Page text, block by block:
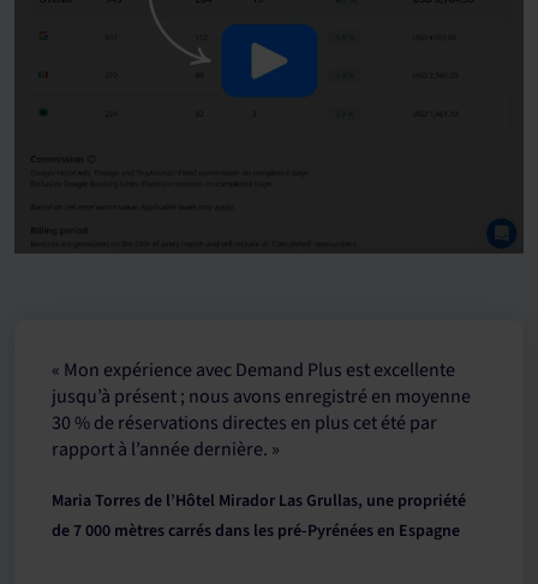
« Mon expérience avec Demand Plus est excellente
jusqu’à présent ; nous avons enregistré en moyenne
30 % de réservations directes en plus cet été par
rapport à l’année dernière. »
Maria Torres de l’Hôtel Mirador Las Grullas, une propriété
de 7 000 mètres carrés dans les pré-Pyrénées en Espagne